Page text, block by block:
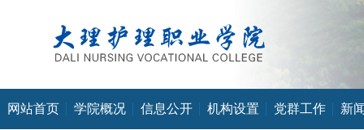
网站首页 学院概况 信息公开 机构设置 党群工作 新